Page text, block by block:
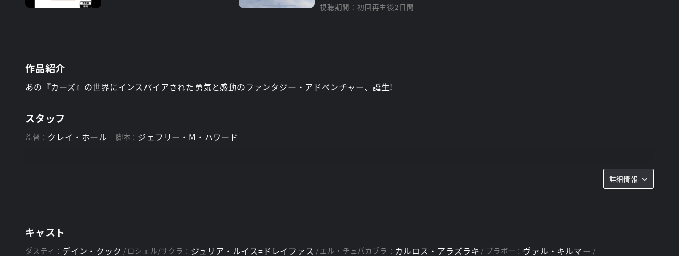
視聴期間：初回再生後2日間
作品紹介
あの『カーズ』の世界にインスパイアされた勇気と感動のファンタジー・アドベンチャー、誕生!
スタッフ
監督： クレイ・ホール 脚本： ジェフリー・M・ハワード
詳細情報
キャスト
ダスティ： デイン・クック ロシェル/サクラ： ジュリア・ルイス=ドレイファス エル・チュパカブラ： カルロス・アラズラキ ブラボー： ヴァル・キルマー